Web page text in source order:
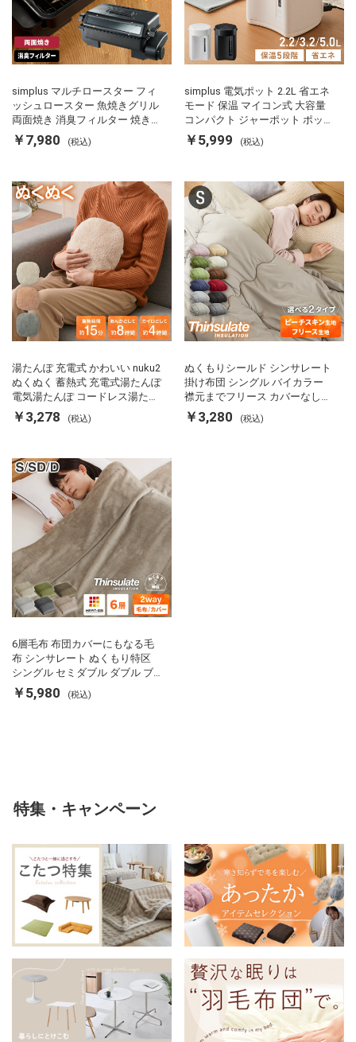
simplus マルチロースター フィ
ッシュロースター 魚焼きグリル
両面焼き 消臭フィルター 焼き魚
両面ヒーター タイマー付き SP-
FRS01 マットブラック シンプラ
￥7,980 (税込)
simplus 電気ポット 2.2L 省エネ
モード 保温 マイコン式 大容量
コンパクト ジャーポット ポット
カルキ抜き 空焚き防止 温度調節
軽量 SP-PD22 シンプラス
￥5,999 (税込)
湯たんぽ 充電式 かわいい nuku2
ぬくぬく 蓄熱式 充電式湯たんぽ
電気湯たんぽ コードレス湯たん
ぽ エコ 節電 節約 省エネ 充電式
エコ電気あんか EWT-2143 スリ
￥3,278 (税込)
ぬくもりシールド シンサレート
掛け布団 シングル バイカラー
襟元までフリース カバーなしで
使える 軽い 丸洗い 断熱 保温 抗
菌防臭 洗える 防ダニ 軽量 ホコ
￥3,280 (税込)
6層毛布 布団カバーにもなる毛
布 シンサレート ぬくもり特区
シングル セミダブル ダブル ブ
ランケット 掛け布団カバー フラ
ンネル 保温 蓄熱 吸湿 発熱 断熱
￥5,980 (税込)
特集・キャンペーン